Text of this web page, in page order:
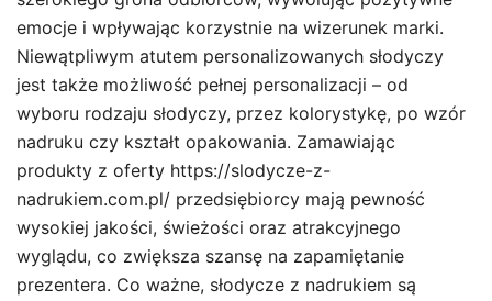
emocje i wpływając korzystnie na wizerunek marki.
Niewątpliwym atutem personalizowanych słodyczy
jest także możliwość pełnej personalizacji – od
wyboru rodzaju słodyczy, przez kolorystykę, po wzór
nadruku czy kształt opakowania. Zamawiając
produkty z oferty https://slodycze-z-
nadrukiem.com.pl/ przedsiębiorcy mają pewność
wysokiej jakości, świeżości oraz atrakcyjnego
wyglądu, co zwiększa szansę na zapamiętanie
prezentera. Co ważne, słodycze z nadrukiem są